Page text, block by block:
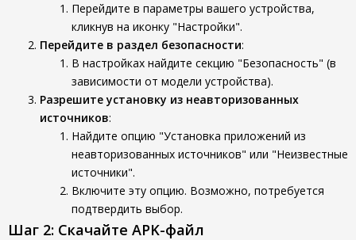
Перейдите в параметры вашего устройства,
кликнув на иконку "Настройки".
Перейдите в раздел безопасности:
В настройках найдите секцию "Безопасность" (в
зависимости от модели устройства).
Разрешите установку из неавторизованных
источников:
Найдите опцию "Установка приложений из
неавторизованных источников" или "Неизвестные
источники".
Включите эту опцию. Возможно, потребуется
подтвердить выбор.
Шаг 2: Скачайте APK-файл